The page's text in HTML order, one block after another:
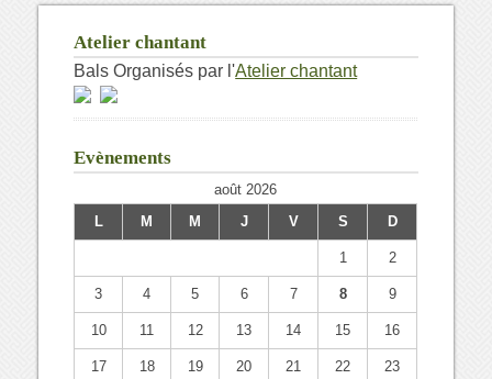
Atelier chantant
Bals Organisés par l'Atelier chantant
Evènements
août 2026
L
M M J V S D
1 2
3 4 5 6 7 8 9
10 11 12 13 14 15 16
17 18 19 20 21 22 23